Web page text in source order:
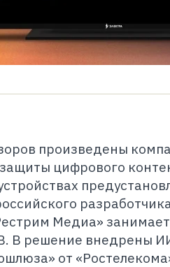
произведены
цифрового
Медиа»
В решение внедрены
от